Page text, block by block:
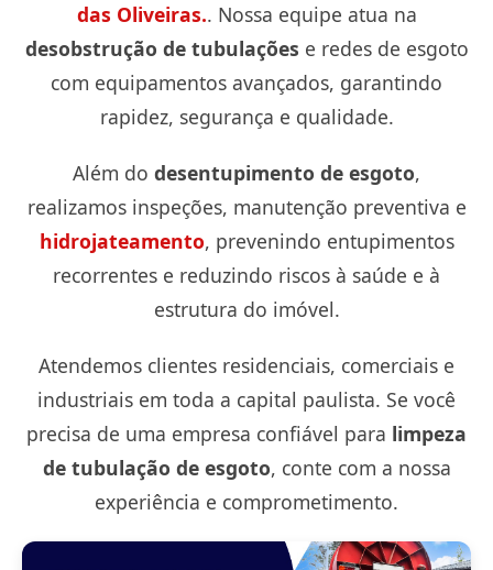
das Oliveiras.. Nossa equipe atua na
desobstrução de tubulações e redes de esgoto
com equipamentos avançados, garantindo
rapidez, segurança e qualidade.
Além do desentupimento de esgoto,
realizamos inspeções, manutenção preventiva e
hidrojateamento, prevenindo entupimentos
recorrentes e reduzindo riscos à saúde e à
estrutura do imóvel.
Atendemos clientes residenciais, comerciais e
industriais em toda a capital paulista. Se você
precisa de uma empresa confiável para limpeza
de tubulação de esgoto, conte com a nossa
experiência e comprometimento.